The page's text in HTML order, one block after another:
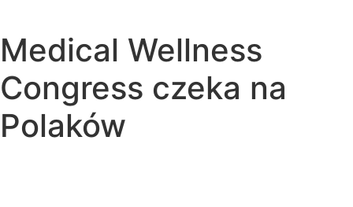
Medical Wellness
Congress czeka na
Polaków